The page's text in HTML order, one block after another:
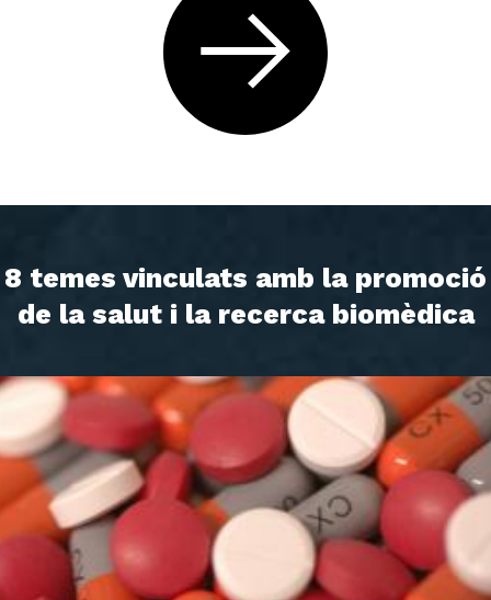
8 temes vinculats amb la promoció
de la salut i la recerca biomèdica